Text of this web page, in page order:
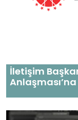
İletişim